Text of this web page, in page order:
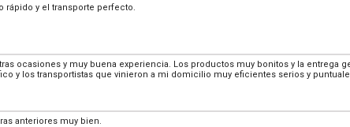
rápido y el transporte perfecto.
ocasiones y muy buena experiencia. Los productos muy bonitos y la entrega
y los transportistas que vinieron a mi domicilio muy eficientes serios y
anteriores muy bien.